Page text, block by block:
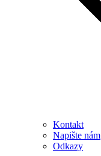
Kontakt
Napište nám
Odkazy